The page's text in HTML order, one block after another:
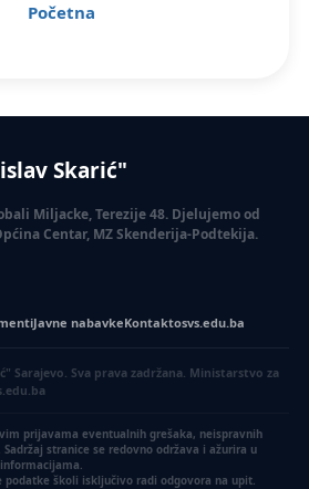
Početna
Skarić"
Miljacke, Terezije 48. Djelujemo od
Centar, MZ Skenderija-Podtekija.
Javne nabavkeKontaktosvs.edu.ba
Sarajevo. Sva prava zadržana. Ministarstvo za
prijavama eventualnih grešaka, neispravnih
stranice se redovno održava i ažurira u
školi isključivo radi odgovora na upit.